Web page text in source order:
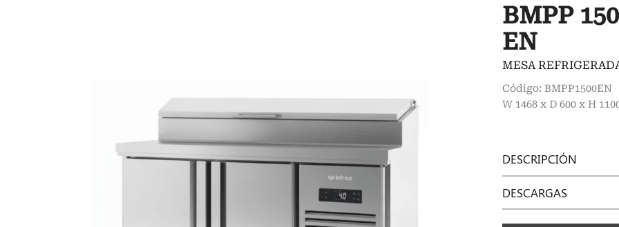
BMPP
EN
MESA
Código: BMPP1500EN
W 1468 x D 600 x H
DESCRIPCIÓN
DESCARGAS